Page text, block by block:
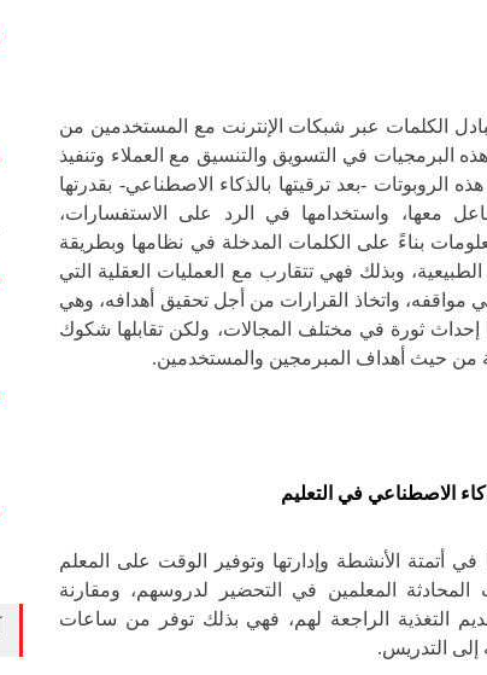
الكلمات عبر شبكات الإنترنت مع المستخدمين من
البرمجيات في التسويق والتنسيق مع العملاء وتنفيذ
الروبوتات -بعد ترقيتها بالذكاء الاصطناعي- بقدرتها
معها، واستخدامها في الرد على الاستفسارات،
بناءً على الكلمات المدخلة في نظامها وبطريقة
وبذلك فهي تتقارب مع العمليات العقلية التي
مواقفه، واتخاذ القرارات من أجل تحقيق أهدافه، وهي
إحداث ثورة في مختلف المجالات، ولكن تقابلها شكوك
من حيث أهداف المبرمجين والمستخدمين.
الاصطناعي في التعليم
أتمتة الأنشطة وإدارتها وتوفير الوقت على المعلم
المعلمين في التحضير لدروسهم، ومقارنة
التغذية الراجعة لهم، فهي بذلك توفر من ساعات
إلى التدريس.